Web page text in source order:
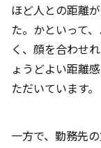
ほど人との距離
た。かといって
く、顔を合わせ
ょうどよい距離
ただいています。
一方で、勤務先